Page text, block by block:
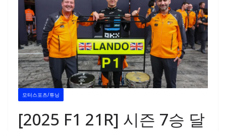
모터스포츠/튜닝
[2025 F1 21R] 시즌 7승 달